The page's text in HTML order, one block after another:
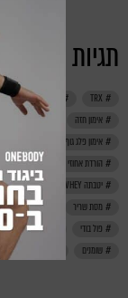
תגיות
TRX אבקת חלבון
אימון חזה
אימון ידיים
אימון פלג גוף עליון
הורדת אחוזי שומן
חדר כושר
יטבתה PRO WHEY
מסת שריר
משקולות
פול בודי
פחמימות
שומנים